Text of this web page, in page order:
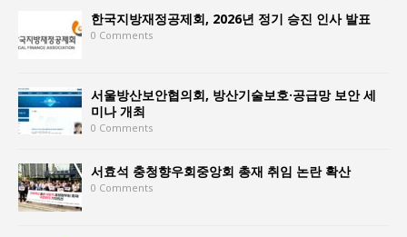
한국지방재정공제회, 2026년 정기 승진 인사 발표
0 Comments
서울방산보안협의회, 방산기술보호·공급망 보안 세
미나 개최
0 Comments
서효석 충청향우회중앙회 총재 취임 논란 확산
0 Comments